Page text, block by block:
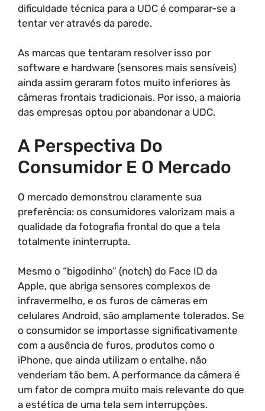
dificuldade técnica para a UDC é comparar-se a
tentar ver através da parede.
As marcas que tentaram resolver isso por
software e hardware (sensores mais sensíveis)
ainda assim geraram fotos muito inferiores às
câmeras frontais tradicionais. Por isso, a maioria
das empresas optou por abandonar a UDC.
A Perspectiva Do
Consumidor E O Mercado
O mercado demonstrou claramente sua
preferência: os consumidores valorizam mais a
qualidade da fotografia frontal do que a tela
totalmente ininterrupta.
Mesmo o “bigodinho” (notch) do Face ID da
Apple, que abriga sensores complexos de
infravermelho, e os furos de câmeras em
celulares Android, são amplamente tolerados. Se
o consumidor se importasse significativamente
com a ausência de furos, produtos como o
iPhone, que ainda utilizam o entalhe, não
venderiam tão bem. A performance da câmera é
um fator de compra muito mais relevante do que
a estética de uma tela sem interrupções.